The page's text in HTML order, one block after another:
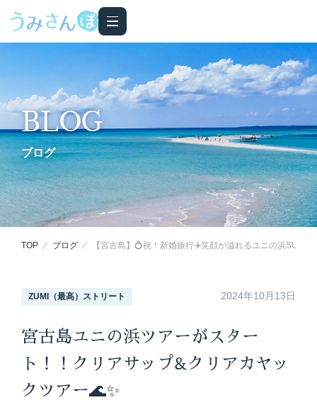
BLOG
ブログ
TOP ブログ 【宮古島】💍祝！新婚旅行✈️笑顔が溢れるユニの浜SUPツ
ZUMI（最高）ストリート 2024年10月13日
宮古島ユニの浜ツアーがスター
ト！！クリアサップ&クリアカヤッ
クツアー🌊✨